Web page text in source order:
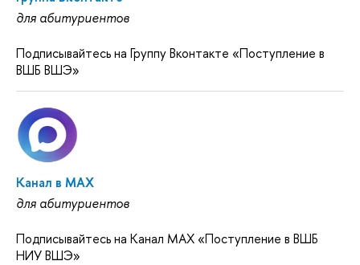
для абитуриентов
Подписывайтесь на Группу Вконтакте «Поступление в
ВШБ ВШЭ»
Канал в MAX
для абитуриентов
Подписывайтесь на Канал MAX «Поступление в ВШБ
НИУ ВШЭ»